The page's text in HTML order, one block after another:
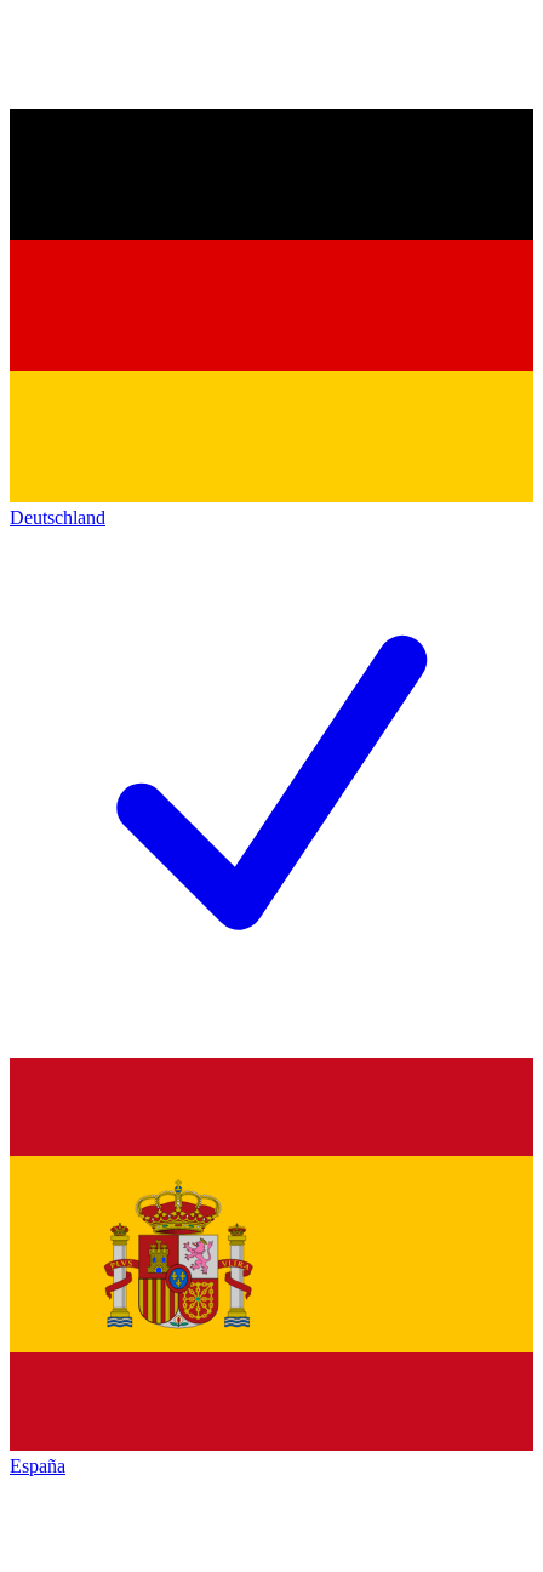
Deutschland
España